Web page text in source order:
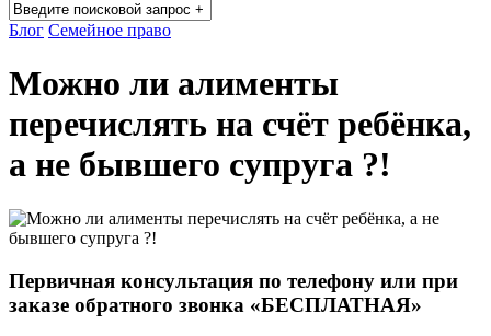
Блог Семейное право
Можно ли алименты
перечислять на счёт ребёнка,
а не бывшего супруга ?!
Первичная консультация по телефону или при
заказе обратного звонка «БЕСПЛАТНАЯ»